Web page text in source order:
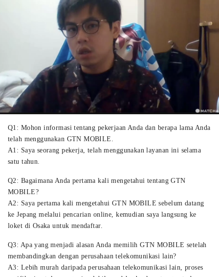
Q1: Mohon informasi tentang pekerjaan Anda dan berapa lama Anda
telah menggunakan GTN MOBILE.
A1: Saya seorang pekerja, telah menggunakan layanan ini selama
satu tahun.
Q2: Bagaimana Anda pertama kali mengetahui tentang GTN
MOBILE?
A2: Saya pertama kali mengetahui GTN MOBILE sebelum datang
ke Jepang melalui pencarian online, kemudian saya langsung ke
loket di Osaka untuk mendaftar.
Q3: Apa yang menjadi alasan Anda memilih GTN MOBILE setelah
membandingkan dengan perusahaan telekomunikasi lain?
A3: Lebih murah daripada perusahaan telekomunikasi lain, proses